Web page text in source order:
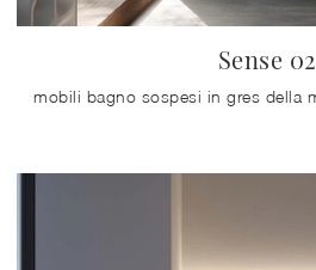
Sense 02